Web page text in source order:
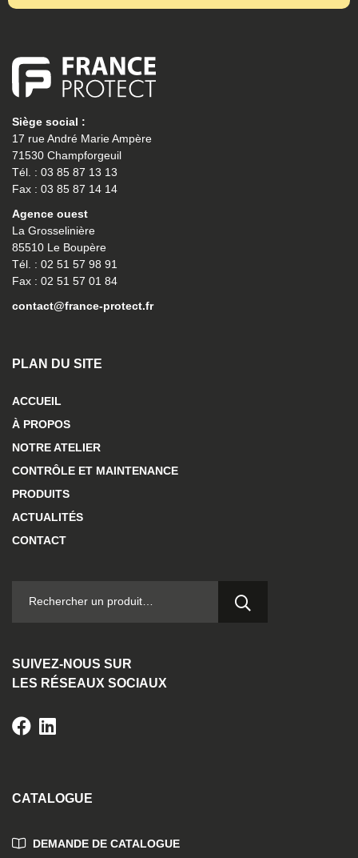
Siège social :
17 rue André Marie Ampère
71530 Champforgeuil
Tél. : 03 85 87 13 13
Fax : 03 85 87 14 14
Agence ouest
La Grosselinière
85510 Le Boupère
Tél. : 02 51 57 98 91
Fax : 02 51 57 01 84
contact@france-protect.fr
PLAN DU SITE
ACCUEIL
À PROPOS
NOTRE ATELIER
CONTRÔLE ET MAINTENANCE
PRODUITS
ACTUALITÉS
CONTACT
SUIVEZ-NOUS SUR
LES RÉSEAUX SOCIAUX
CATALOGUE
DEMANDE DE CATALOGUE